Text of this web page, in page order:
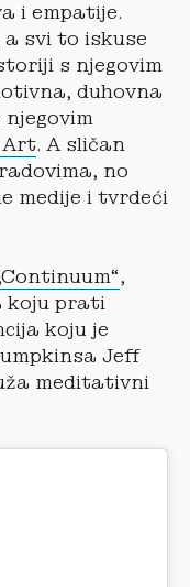
i empatije.
svi to iskuse
s njegovim
duhovna
Art. A sličan
no
medije i tvrdeći
,
koju prati
koju je
Jeff
meditativni